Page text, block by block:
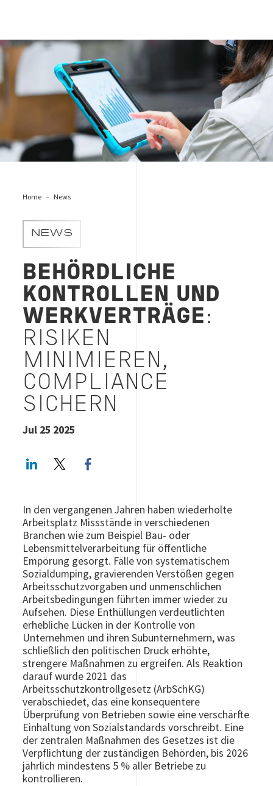
Behördliche Kontrollen & Werksverträge
Home News
NEWS
BEHÖRDLICHE
KONTROLLEN UND
WERKVERTRÄGE :
RISIKEN
MINIMIEREN,
COMPLIANCE
SICHERN
Jul 25 2025
LinkedInTwitter
In den vergangenen Jahren haben wiederholte
Arbeitsplatz Missstände in verschiedenen
Branchen wie zum Beispiel Bau- oder
Lebensmittelverarbeitung für öffentliche
Empörung gesorgt. Fälle von systematischem
Sozialdumping, gravierenden Verstößen gegen
Arbeitsschutzvorgaben und unmenschlichen
Arbeitsbedingungen führten immer wieder zu
Aufsehen. Diese Enthüllungen verdeutlichten
erhebliche Lücken in der Kontrolle von
Unternehmen und ihren Subunternehmern, was
schließlich den politischen Druck erhöhte,
strengere Maßnahmen zu ergreifen. Als Reaktion
darauf wurde 2021 das
Arbeitsschutzkontrollgesetz (ArbSchKG)
verabschiedet, das eine konsequentere
Überprüfung von Betrieben sowie eine verschärfte
Einhaltung von Sozialstandards vorschreibt. Eine
der zentralen Maßnahmen des Gesetzes ist die
Verpflichtung der zuständigen Behörden, bis 2026
jährlich mindestens 5 % aller Betriebe zu
kontrollieren.